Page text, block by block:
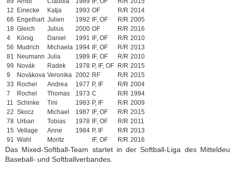
12
Einecke Katja 1993 OF R/R 2014
66
Engelhart Julien 1992 IF, OF R/R 2005
18 Gleich Julius 2000 OF R/R 2016
4
König Daniel 1991 IF, OF R/R 2010
56
Mudrich Michaela 1994 IF, OF R/R 2013
81
Neumann Julia 1989 IF, OF R/R 2010
99
Novák Radek 1978 P, IF, OF R/R 2015
9
Novákova Veronika 2002 RF R/R 2015
33
Rochel Andrea 1977 P, IF R/R 2004
7
Rochel Thomas 1973 C R/R 1994
11 Schinke Tini 1983 P, IF R/R 2009
22 Skocz Michael 1987 IF, OF R/R 2015
78 Urban Tobias 1978 IF, OF R/R 2011
15 Vellage Anne 1984 P, IF R/R 2013
91 Wahl Moritz IF, OF R/R 2016
Das Mixed-Softball-Team startet in der Softball-Liga des
Baseball- und Softballverbandes.